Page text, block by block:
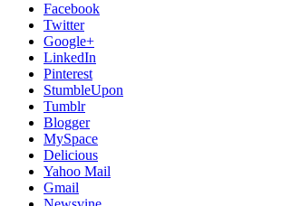
Facebook
Twitter
Google+
LinkedIn
Pinterest
StumbleUpon
Tumblr
Blogger
MySpace
Delicious
Yahoo Mail
Gmail